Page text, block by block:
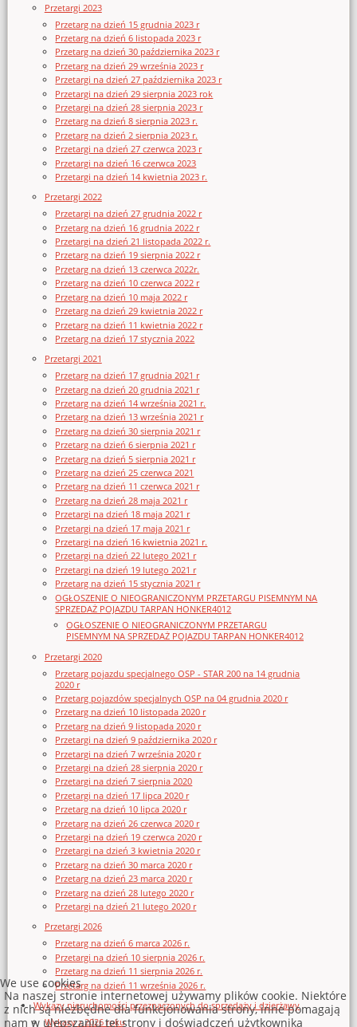
Przetargi 2023
Przetarg na dzień 15 grudnia 2023 r
Przetarg na dzień 6 listopada 2023 r
Przetarg na dzień 30 października 2023 r
Przetarg na dzień 29 września 2023 r
Przetargi na dzień 27 października 2023 r
Przetargi na dzień 29 sierpnia 2023 rok
Przetargi na dzień 28 sierpnia 2023 r
Przetarg na dzień 8 sierpnia 2023 r.
Przetarg na dzień 2 sierpnia 2023 r.
Przetargi na dzień 27 czerwca 2023 r
Przetargi na dzień 16 czerwca 2023
Przetargi na dzień 14 kwietnia 2023 r.
Przetargi 2022
Przetargi na dzień 27 grudnia 2022 r
Przetarg na dzień 16 grudnia 2022 r
Przetargi na dzień 21 listopada 2022 r.
Przetarg na dzień 19 sierpnia 2022 r
Przetarg na dzień 13 czerwca 2022r.
Przetarg na dzień 10 czerwca 2022 r
Przetarg na dzień 10 maja 2022 r
Przetarg na dzień 29 kwietnia 2022 r
Przetarg na dzień 11 kwietnia 2022 r
Przetarg na dzień 17 stycznia 2022
Przetargi 2021
Przetarg na dzień 17 grudnia 2021 r
Przetarg na dzień 20 grudnia 2021 r
Przetarg na dzień 14 września 2021 r.
Przetarg na dzień 13 września 2021 r
Przetarg na dzień 30 sierpnia 2021 r
Przetarg na dzień 6 sierpnia 2021 r
Przetarg na dzień 5 sierpnia 2021 r
Przetarg na dzień 25 czerwca 2021
Przetarg na dzień 11 czerwca 2021 r
Przetarg na dzień 28 maja 2021 r
Przetargi na dzień 18 maja 2021 r
Przetargi na dzień 17 maja 2021 r
Przetargi na dzień 16 kwietnia 2021 r.
Przetargi na dzień 22 lutego 2021 r
Przetargi na dzień 19 lutego 2021 r
Przetarg na dzień 15 stycznia 2021 r
OGŁOSZENIE O NIEOGRANICZONYM PRZETARGU PISEMNYM NA
SPRZEDAŻ POJAZDU TARPAN HONKER4012
OGŁOSZENIE O NIEOGRANICZONYM PRZETARGU
PISEMNYM NA SPRZEDAŻ POJAZDU TARPAN HONKER4012
Przetargi 2020
Przetarg pojazdu specjalnego OSP - STAR 200 na 14 grudnia
2020 r
Przetarg pojazdów specjalnych OSP na 04 grudnia 2020 r
Przetarg na dzień 10 listopada 2020 r
Przetarg na dzień 9 listopada 2020 r
Przetargi na dzień 9 października 2020 r
Przetargi na dzień 7 września 2020 r
Przetargi na dzień 28 sierpnia 2020 r
Przetargi na dzień 7 sierpnia 2020
Przetargi na dzień 17 lipca 2020 r
Przetarg na dzień 10 lipca 2020 r
Przetarg na dzień 26 czerwca 2020 r
Przetargi na dzień 19 czerwca 2020 r
Przetargi na dzień 3 kwietnia 2020 r
Przetarg na dzień 30 marca 2020 r
Przetarg na dzień 23 marca 2020 r
Przetarg na dzień 28 lutego 2020 r
Przetargi na dzień 21 lutego 2020 r
Przetargi 2026
Przetarg na dzień 6 marca 2026 r.
Przetargi na dzień 10 sierpnia 2026 r.
Przetarg na dzień 11 sierpnia 2026 r.
Przetarg na dzień 11 września 2026 r.
Wykazy nieruchomości przeznaczonych do sprzedaży i dzierżawy
Wykazy z 2026 roku
We use cookies
Na naszej stronie internetowej używamy plików cookie. Niektóre
z nich są niezbędne dla funkcjonowania strony, inne pomagają
nam w ulepszaniu tej strony i doświadczeń użytkownika